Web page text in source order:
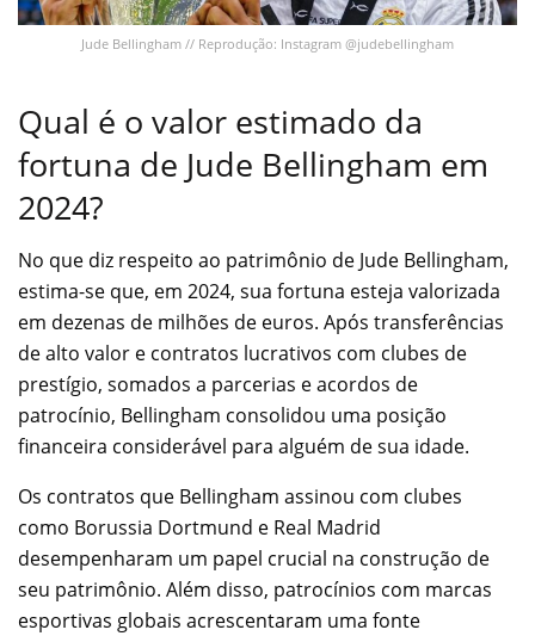
Jude Bellingham // Reprodução: Instagram @judebellingham
Qual é o valor estimado da
fortuna de Jude Bellingham em
2024?
No que diz respeito ao patrimônio de Jude Bellingham,
estima-se que, em 2024, sua fortuna esteja valorizada
em dezenas de milhões de euros. Após transferências
de alto valor e contratos lucrativos com clubes de
prestígio, somados a parcerias e acordos de
patrocínio, Bellingham consolidou uma posição
financeira considerável para alguém de sua idade.
Os contratos que Bellingham assinou com clubes
como Borussia Dortmund e Real Madrid
desempenharam um papel crucial na construção de
seu patrimônio. Além disso, patrocínios com marcas
esportivas globais acrescentaram uma fonte